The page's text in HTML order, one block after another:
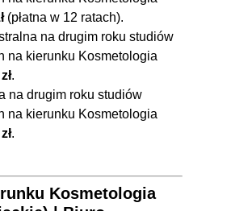
(płatna w 12 ratach).
na drugim roku studiów
na kierunku Kosmetologia
.
na drugim roku studiów
na kierunku Kosmetologia
.
Kosmetologia